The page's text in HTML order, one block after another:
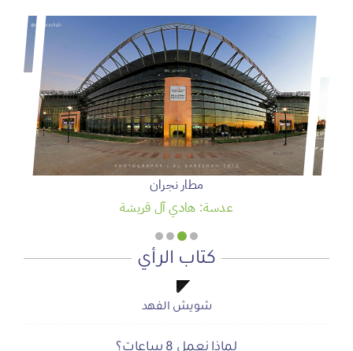
مطار نجران
عدسة: هادي آل قريشة
كتاب الرأي
صحيفة المشهد الإخبارية
أجتاحني الخريف .. و أعادني الربيع
شويش الفهد
لماذا نعمل 8 ساعات؟
أ.محمد سمحان آل منصور
المنطقة الآمنة
صحيفة المشهد الإخبارية
الحوار الصامت بين الروح والأرض
شويش الفهد
دعوة للاحتفال بمنجزات الرؤية